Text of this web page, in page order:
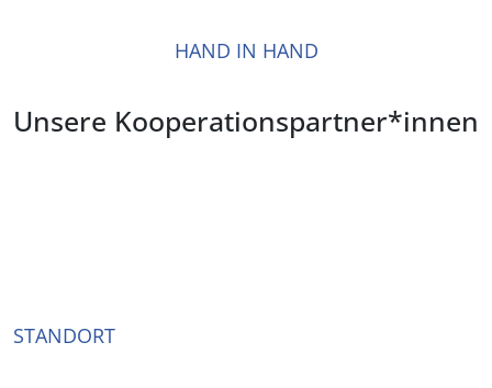
HAND IN HAND
Unsere Kooperationspartner*innen
STANDORT